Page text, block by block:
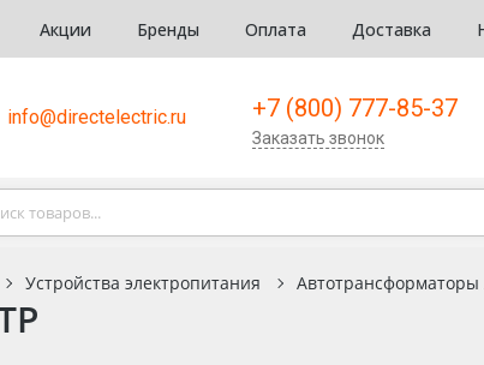
Акции Бренды Оплата Доставка
info@directelectric.ru +7 (800) 777-85-37
Заказать звонок
Устройства электропитания Автотрансформаторы